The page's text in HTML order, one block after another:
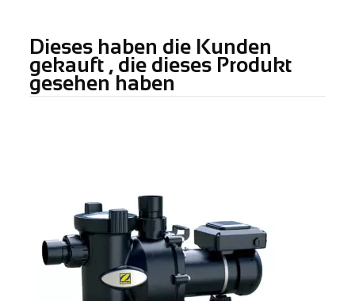
Dieses haben die Kunden
gekauft , die dieses Produkt
gesehen haben